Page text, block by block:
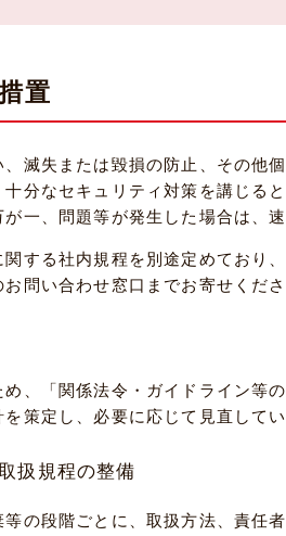
置
滅失または毀損の防止、その他
分なセキュリティ対策を講じる
一、問題等が発生した場合は、
する社内規程を別途定めており
問い合わせ窓口までお寄せくださ
、「関係法令・ガイドライン等
策定し、必要に応じて見直してい
扱規程の整備
の段階ごとに、取扱方法、責任